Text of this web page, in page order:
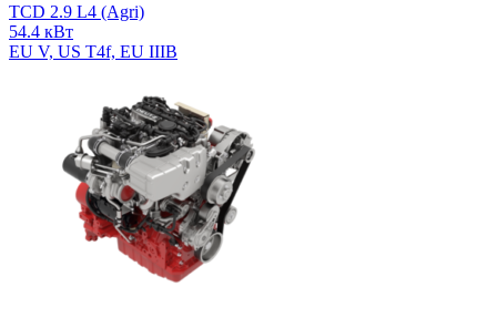
TCD 2.9 L4 (Agri)
54.4 кВт
EU V, US T4f, EU IIIB